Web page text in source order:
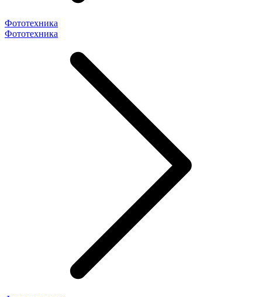
Фототехника
Фототехника